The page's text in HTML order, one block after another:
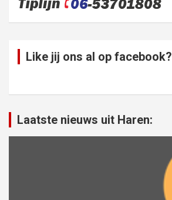
Like jij ons al op facebook?
Laatste nieuws uit Haren: